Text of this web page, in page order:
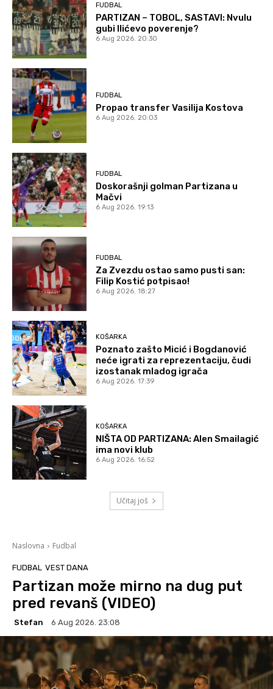
FUDBAL
PARTIZAN – TOBOL, SASTAVI: Nvulu
gubi Ilićevo poverenje?
6 Aug 2026. 20:30
FUDBAL
Propao transfer Vasilija Kostova
6 Aug 2026. 20:03
FUDBAL
Doskorašnji golman Partizana u
Mačvi
6 Aug 2026. 19:13
FUDBAL
Za Zvezdu ostao samo pusti san:
Filip Kostić potpisao!
6 Aug 2026. 18:27
KOŠARKA
Poznato zašto Micić i Bogdanović
neće igrati za reprezentaciju, čudi
izostanak mladog igrača
6 Aug 2026. 17:39
KOŠARKA
NIŠTA OD PARTIZANA: Alen Smailagić
ima novi klub
6 Aug 2026. 16:52
Učitaj još